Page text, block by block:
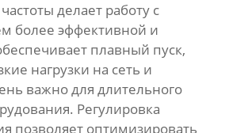
делает работу с
более эффективной и
плавный пуск,
нагрузки на сеть и
важно для длительного
Регулировка
позволяет оптимизировать